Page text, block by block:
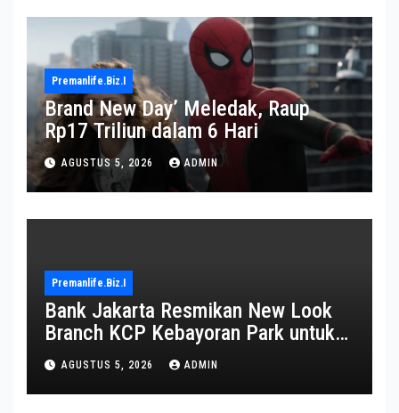
Premanlife.biz.i
Brand New Day’ Meledak, Raup
Rp17 Triliun dalam 6 Hari
AGUSTUS 5, 2026 ADMIN
Premanlife.biz.i
Bank Jakarta Resmikan New Look
Branch KCP Kebayoran Park untuk
Transformasi Layanan
AGUSTUS 5, 2026 ADMIN